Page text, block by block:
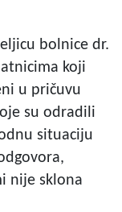
bolnice dr.
koji
u pričuvu
su odradili
situaciju
nije sklona